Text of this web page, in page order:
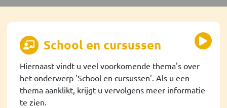
School en cursussen
Hiernaast vindt u veel voorkomende thema's over
het onderwerp 'School en cursussen'. Als u een
thema aanklikt, krijgt u vervolgens meer informatie
te zien.